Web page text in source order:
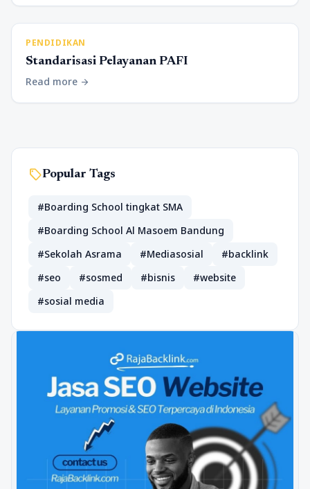
PENDIDIKAN
Standarisasi Pelayanan PAFI
Read more arrow_forward
sellPopular Tags
#Boarding School tingkat SMA
#Boarding School Al Masoem Bandung
#Sekolah Asrama
#Mediasosial
#backlink
#seo
#sosmed #bisnis
#website
#sosial media